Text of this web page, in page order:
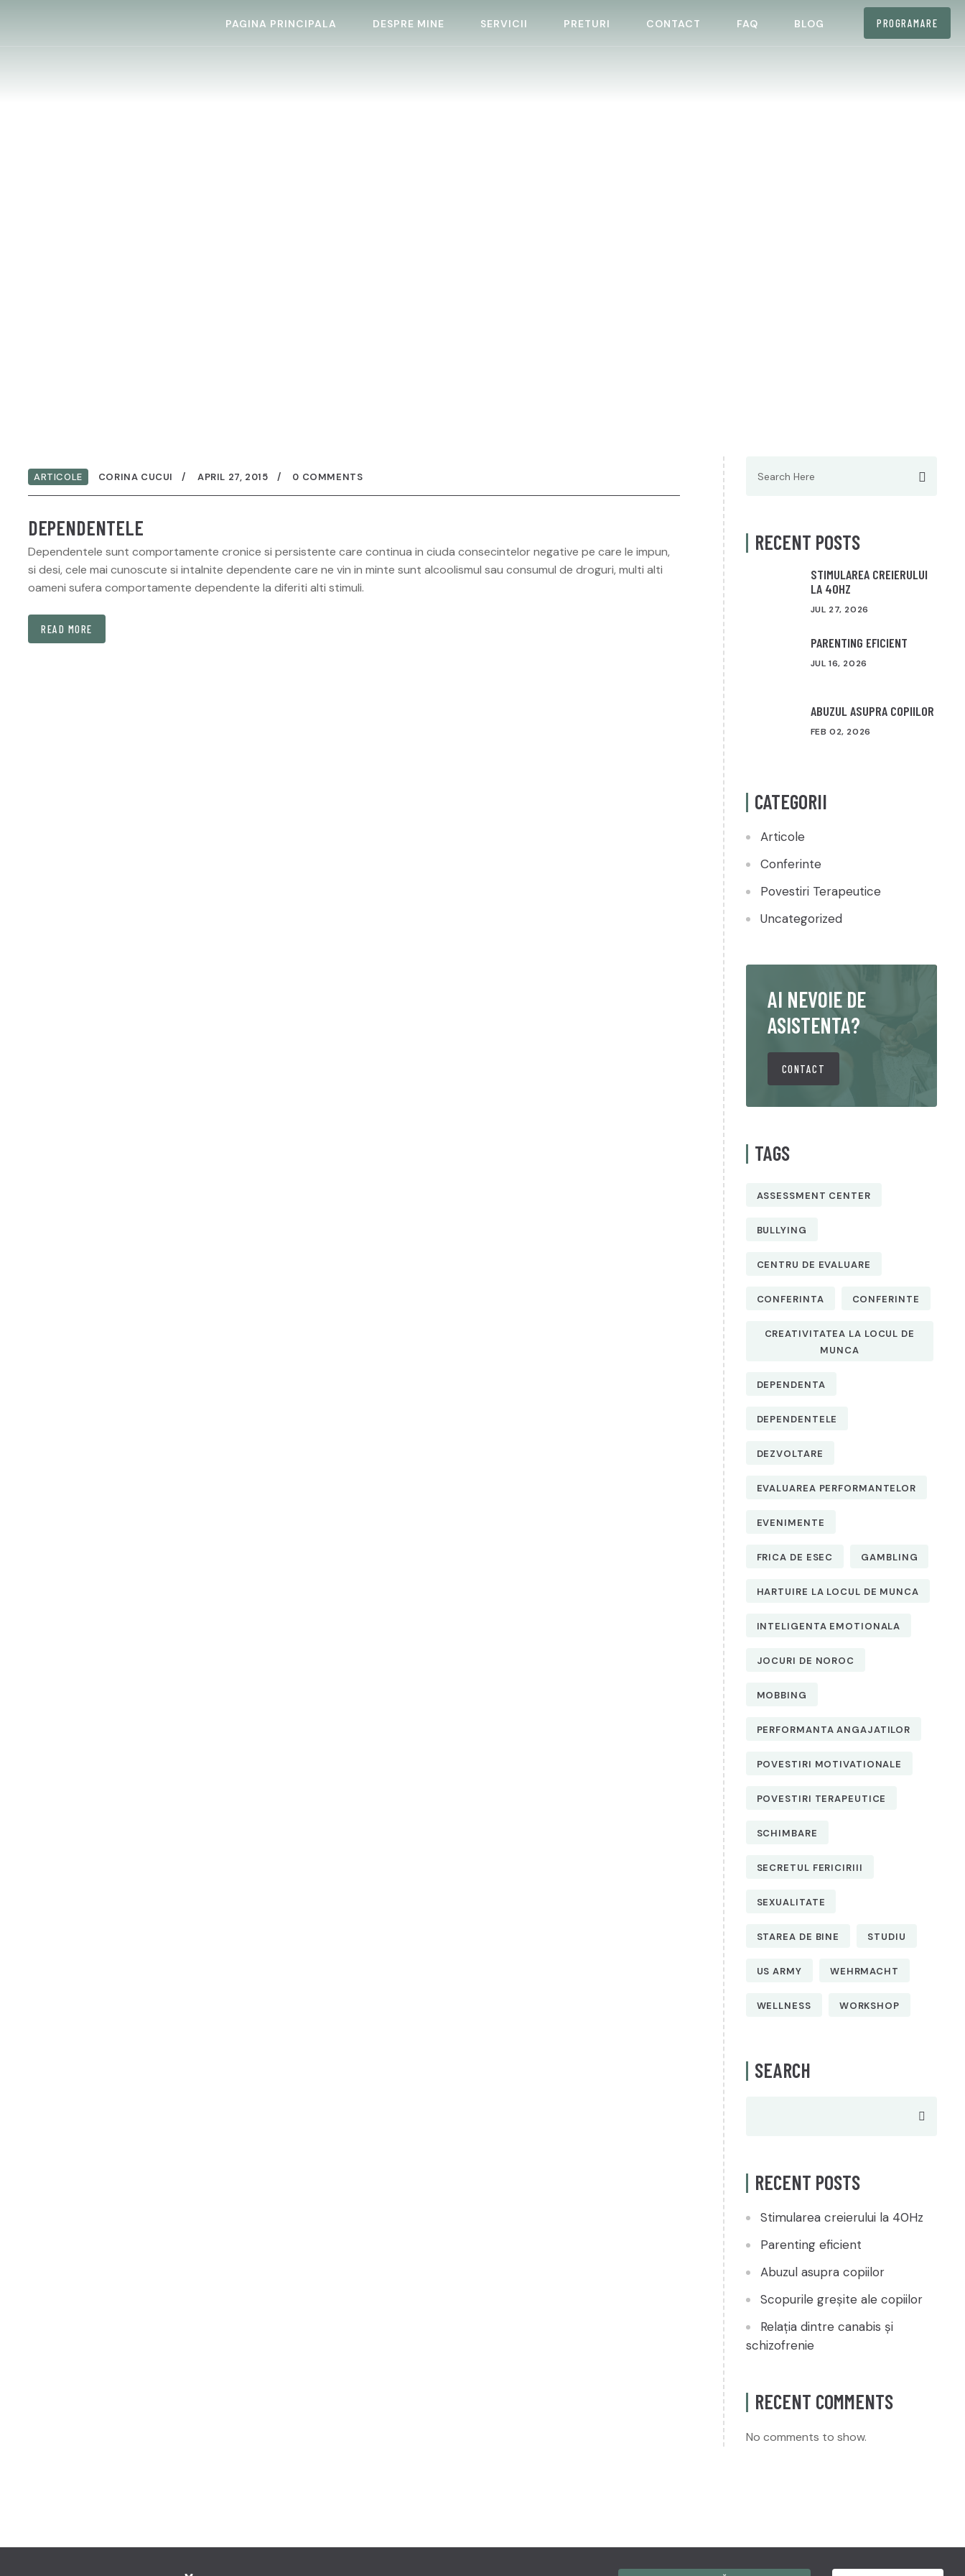
PAGINA PRINCIPALA DESPRE MINE SERVICII PRETURI CONTACT FAQ BLOG PROGRAMARE
ARTICOLE CORINA CUCUI APRIL 27, 2015 0 COMMENTS
DEPENDENTELE
Dependentele sunt comportamente cronice si persistente care continua in ciuda consecintelor negative pe care le impun,
si desi, cele mai cunoscute si intalnite dependente care ne vin in minte sunt alcoolismul sau consumul de droguri, multi alti
oameni sufera comportamente dependente la diferiti alti stimuli.
READ MORE
for:
RECENT POSTS
STIMULAREA CREIERULUI
LA 40HZ
JUL 27, 2026
PARENTING EFICIENT
JUL 16, 2026
ABUZUL ASUPRA COPIILOR
FEB 02, 2026
CATEGORII
Articole
Conferinte
Povestiri Terapeutice
Uncategorized
AI NEVOIE DE
ASISTENTA?
CONTACT
TAGS
ASSESSMENT CENTER
BULLYING
CENTRU DE EVALUARE
CONFERINTA CONFERINTE
CREATIVITATEA LA LOCUL DE
MUNCA
DEPENDENTA
DEPENDENTELE
DEZVOLTARE
EVALUAREA PERFORMANTELOR
EVENIMENTE
FRICA DE ESEC GAMBLING
HARTUIRE LA LOCUL DE MUNCA
INTELIGENTA EMOTIONALA
JOCURI DE NOROC
MOBBING
PERFORMANTA ANGAJATILOR
POVESTIRI MOTIVATIONALE
POVESTIRI TERAPEUTICE
SCHIMBARE
SECRETUL FERICIRIII
SEXUALITATE
STAREA DE BINE STUDIU
US ARMY WEHRMACHT
WELLNESS WORKSHOP
SEARCH
RECENT POSTS
Stimularea creierului la 40Hz
Parenting eficient
Abuzul asupra copiilor
Scopurile greșite ale copiilor
Relația dintre canabis și
schizofrenie
RECENT COMMENTS
No comments to show.